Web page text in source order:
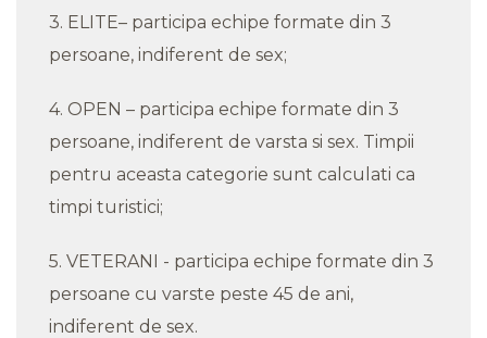
3. ELITE– participa echipe formate din 3
persoane, indiferent de sex;
4. OPEN – participa echipe formate din 3
persoane, indiferent de varsta si sex. Timpii
pentru aceasta categorie sunt calculati ca
timpi turistici;
5. VETERANI - participa echipe formate din 3
persoane cu varste peste 45 de ani,
indiferent de sex.